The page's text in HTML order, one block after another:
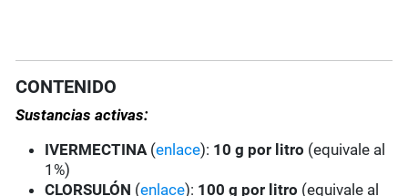
CONTENIDO
Sustancias activas:
IVERMECTINA(enlace): 10 g por litro (equivale al
1%)
CLORSULÓN (enlace): 100 g por litro (equivale al